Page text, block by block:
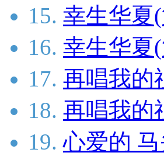
15. 幸生华夏
16. 幸生华夏
17. 再唱我的
18. 再唱我的
19. 心爱的